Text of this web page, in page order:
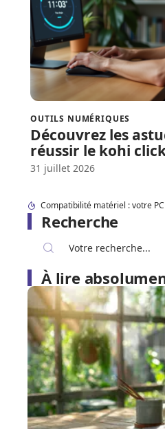
OUTILS NUMÉRIQUES
Découvrez les
réussir le kohi
31 juillet 2026
Recherche
À lire